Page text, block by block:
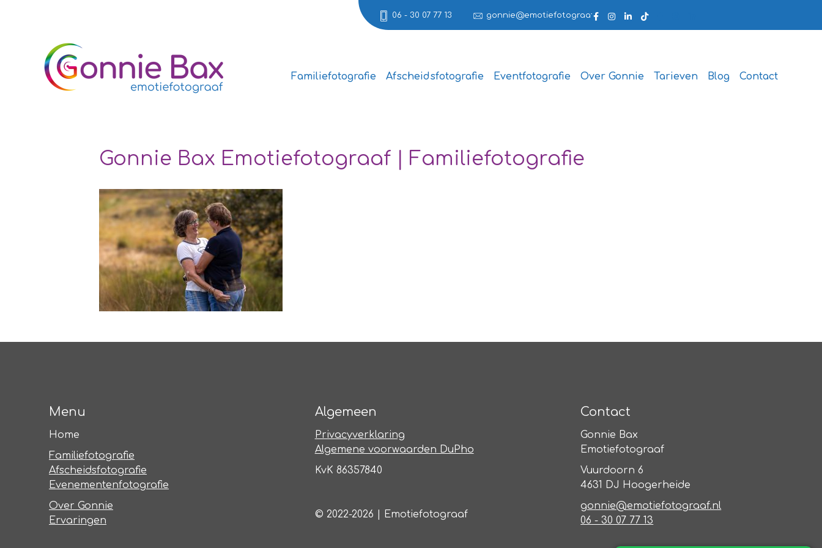
06 - 30 07 77 13 gonnie@emotiefotograaf.nl
Familiefotografie Afscheidsfotografie Eventfotografie Over Gonnie Tarieven Blog Contact
Gonnie Bax Emotiefotograaf | Familiefotografie
Menu
Home
Familiefotografie
Afscheidsfotografie
Evenementenfotografie
Over Gonnie
Ervaringen
Algemeen
Privacyverklaring
Algemene voorwaarden DuPho
KvK 86357840
© 2022-2026 | Emotiefotograaf
Contact
Gonnie Bax
Emotiefotograaf
Vuurdoorn 6
4631 DJ Hoogerheide
gonnie@emotiefotograaf.nl
06 - 30 07 77 13